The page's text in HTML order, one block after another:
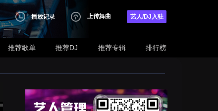
播放记录 上传舞曲 艺人/DJ入驻
推荐歌单 推荐DJ 推荐专辑 排行榜